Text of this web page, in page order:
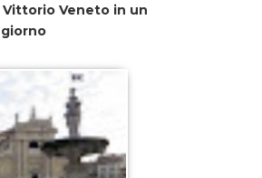
Vittorio Veneto in un
giorno